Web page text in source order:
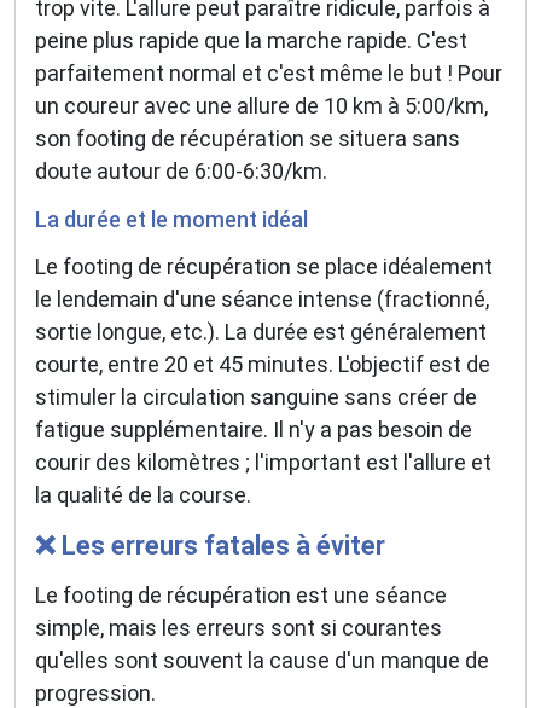
trop vite. L'allure peut paraître ridicule, parfois à
peine plus rapide que la marche rapide. C'est
parfaitement normal et c'est même le but ! Pour
un coureur avec une allure de 10 km à 5:00/km,
son footing de récupération se situera sans
doute autour de 6:00-6:30/km.
La durée et le moment idéal
Le footing de récupération se place idéalement
le lendemain d'une séance intense (fractionné,
sortie longue, etc.). La durée est généralement
courte, entre 20 et 45 minutes. L'objectif est de
stimuler la circulation sanguine sans créer de
fatigue supplémentaire. Il n'y a pas besoin de
courir des kilomètres ; l'important est l'allure et
la qualité de la course.
❌ Les erreurs fatales à éviter
Le footing de récupération est une séance
simple, mais les erreurs sont si courantes
qu'elles sont souvent la cause d'un manque de
progression.